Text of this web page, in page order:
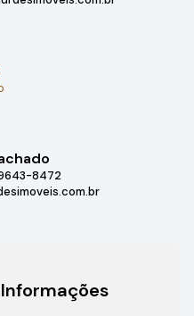
8472